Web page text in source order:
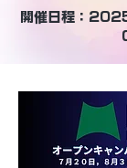
開催日程：